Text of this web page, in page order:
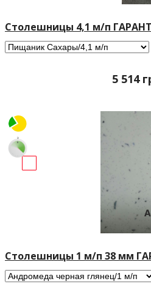
Столешницы 4,1 м/п
5 514
Столешницы 1 м/п 38 мм